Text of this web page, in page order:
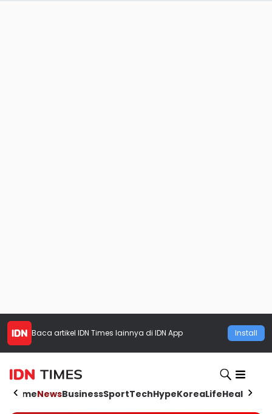
Baca artikel IDN Times lainnya di IDN App Install
HomeNewsBusinessSportTechHypeKoreaLifeHealth